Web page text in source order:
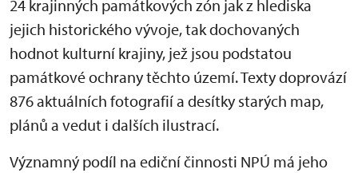
24 krajinných památkových zón jak z hlediska
jejich historického vývoje, tak dochovaných
hodnot kulturní krajiny, jež jsou podstatou
památkové ochrany těchto území. Texty doprovází
876 aktuálních fotografií a desítky starých map,
plánů a vedut i dalších ilustrací.
Významný podíl na ediční činnosti NPÚ má jeho